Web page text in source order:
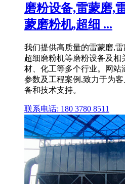
磨粉设备,雷蒙磨,
蒙磨粉机,超细 ...
我们提供高质量的雷蒙磨,
超细磨粉机等磨粉设备及相
材、化工等多个行业。网
参数及工程案例,致力于为
备和技术支持。
联系电话: 180 3780 8511